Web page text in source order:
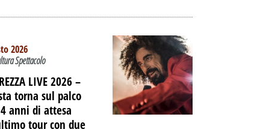
-
2026
Spettacolo
LIVE 2026 –
torna sul palco
anni di attesa
tour con due